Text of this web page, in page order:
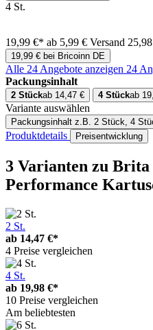
4 St.
19,99 €* ab 5,99 € Versand
19,99 € bei Bricoinn DE
Alle 24 Angebote anzeigen 24
Packungsinhalt
2 Stückab 14,47 € 4 Stückab
Variante auswählen
Packungsinhalt z.B. 2 Stück, 4
Produktdetails Preisentwicklung
3 Varianten zu
Performance
2 St.
ab 14,47 €*
4 Preise vergleichen
4 St.
ab 19,98 €*
10 Preise vergleichen
Am beliebtesten